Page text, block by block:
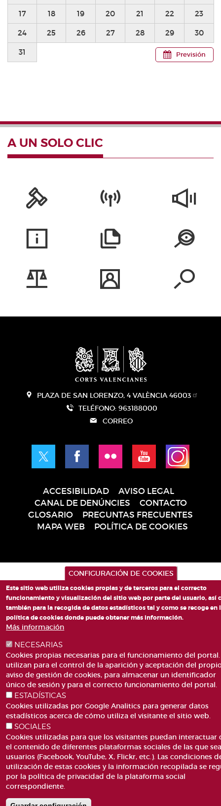
Previsión
17 18 19 20 21 22 23
24 25 26 27 28 29 30
31
A UN SOLO CLIC
PLAZA DE SAN LORENZO, 4 VALÈNCIA 46003
TELÉFONO: 963188000
CORREO
página
ACCESIBILIDAD
AVISO LEGAL
CANAL DE DENÚNCIES
CONTACTO
GLOSARIO
PREGUNTAS FRECUENTES
MAPA WEB
POLÍTICA DE COOKIES
CONFIGURACIÓN DE COOKIES
Este sitio web utiliza cookies propias y de terceros para el correcto
funcionamiento y visualización del sitio web por parte del usuario, así
también para la recogida de datos estadísticos tal y como se recoge en
política de cookies donde puede obtener más información.
Más información
NECESARIAS
Cookies propias necesarias para el funcionamiento del portal.
utilizan para el control de la aparición y aceptación del
aviso de gestión de cookies, para almacenar un identificador
único de sesión y para el correcto funcionamiento del portal.
ESTADÍSTICAS
Cookies utilizadas por Google Analitics para generar datos
estadísticos acerca de cómo utiliza el visitante el sitio web.
SOCIALES
Cookies utilizadas para que los visitantes puedan interactuar
el contenido de diferentes plataformas sociales de las que
usuarios (Facebook, YouTube, X, Flickr, etc.). Las condiciones
utilización de estas cookies y la información recopilada se
por la política de privacidad de la plataforma social
correspondiente.